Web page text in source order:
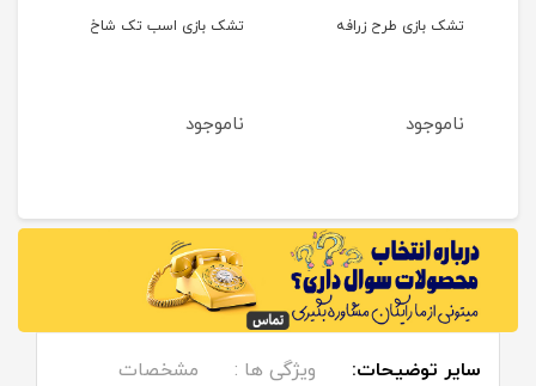
تشک بازی طرح زرافه
ناموجود
تشک بازی اسب تک شاخ
ناموجود
سایر توضیحات: ویژگی ها : مشخصات